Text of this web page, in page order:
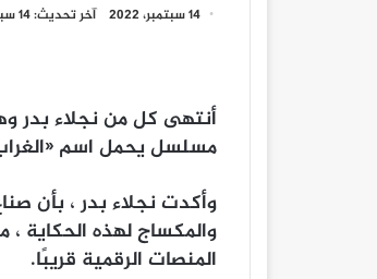
14 سبتمبر، 2022 آخر تحديث: 14 سبتمبر، 2022
أنتهى كل من نجلاء بدر
مسلسل يحمل اسم
وأكدت نجلاء بدر ، بأن
والمكساج لهذه الحكاية
المنصات الرقمية قريبًا.